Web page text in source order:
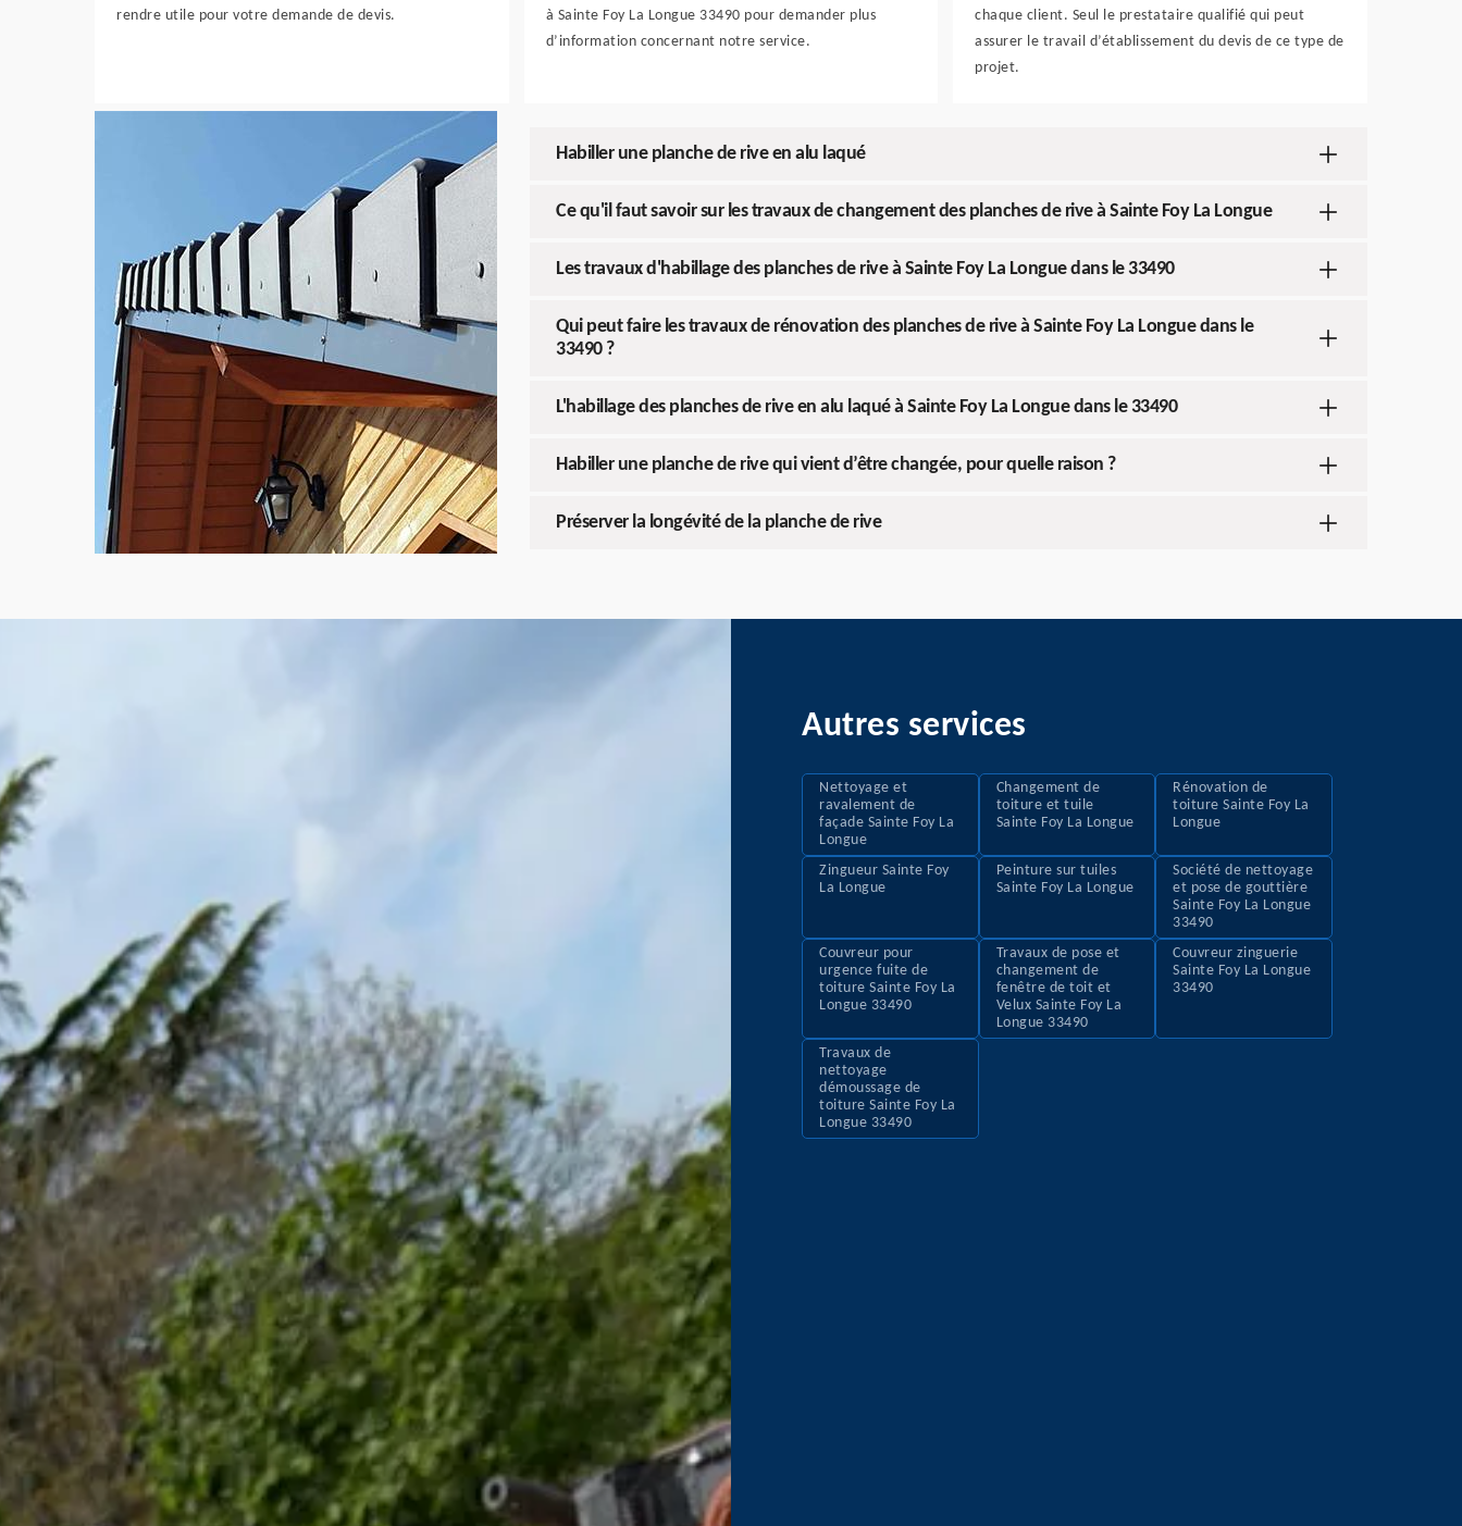
rendre utile pour votre demande de devis.
à Sainte Foy La Longue 33490 pour demander plus
d’information concernant notre service.
chaque client. Seul le prestataire qualifié qui peut
assurer le travail d’établissement du devis de ce type de
projet.
Habiller une planche de rive en alu laqué
Ce qu'il faut savoir sur les travaux de changement des planches de rive à Sainte Foy La Longue
Les travaux d'habillage des planches de rive à Sainte Foy La Longue dans le 33490
Qui peut faire les travaux de rénovation des planches de rive à Sainte Foy La Longue dans le
33490 ?
L'habillage des planches de rive en alu laqué à Sainte Foy La Longue dans le 33490
Habiller une planche de rive qui vient d’être changée, pour quelle raison ?
Préserver la longévité de la planche de rive
Autres services
Nettoyage et
ravalement de
façade Sainte Foy La
Longue
Changement de
toiture et tuile
Sainte Foy La Longue
Rénovation de
toiture Sainte Foy La
Longue
Zingueur Sainte Foy
La Longue
Peinture sur tuiles
Sainte Foy La Longue
Société de nettoyage
et pose de gouttière
Sainte Foy La Longue
33490
Couvreur pour
urgence fuite de
toiture Sainte Foy La
Longue 33490
Travaux de pose et
changement de
fenêtre de toit et
Velux Sainte Foy La
Longue 33490
Couvreur zinguerie
Sainte Foy La Longue
33490
Travaux de
nettoyage
démoussage de
toiture Sainte Foy La
Longue 33490